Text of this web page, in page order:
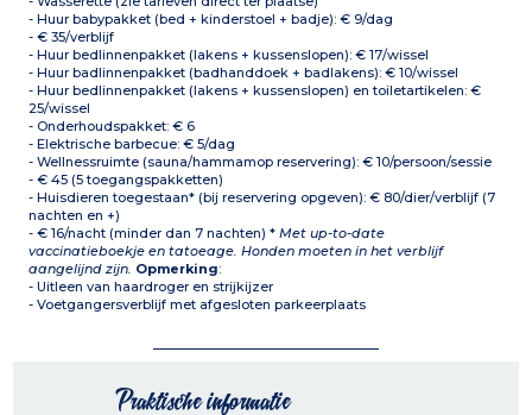
- Huur babypakket (bed + kinderstoel + badje): € 9/dag
- € 35/verblijf
- Huur bedlinnenpakket (lakens + kussenslopen): € 17/wissel
- Huur badlinnenpakket (badhanddoek + badlakens): € 10/wissel
- Huur bedlinnenpakket (lakens + kussenslopen) en toiletartikelen: €
25/wissel
- Onderhoudspakket: € 6
- Elektrische barbecue: € 5/dag
- Wellnessruimte (sauna/hammamop reservering): € 10/persoon/sessie
- € 45 (5 toegangspakketten)
- Huisdieren toegestaan* (bij reservering opgeven): € 80/dier/verblijf (7
nachten en +)
- € 16/nacht (minder dan 7 nachten) *Met up-to-date
vaccinatieboekje en tatoeage. Honden moeten in het verblijf
aangelijnd zijn. Opmerking:
- Uitleen van haardroger en strijkijzer
- Voetgangersverblijf met afgesloten parkeerplaats
Praktische informatie